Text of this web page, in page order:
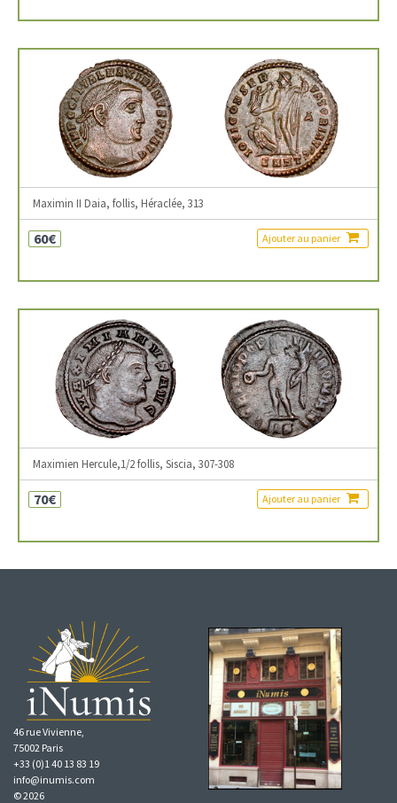
Maximin II Daia, follis, Héraclée, 313
60€ Ajouter au panier
Maximien Hercule,1/2 follis, Siscia, 307-308
70€ Ajouter au panier
46 rue Vivienne,
75002 Paris
+33 (0)1 40 13 83 19
info@inumis.com
© 2026